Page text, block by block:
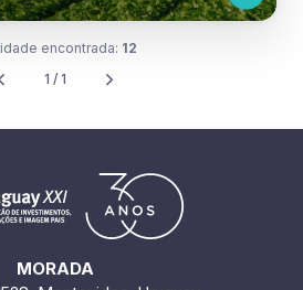
MORADA